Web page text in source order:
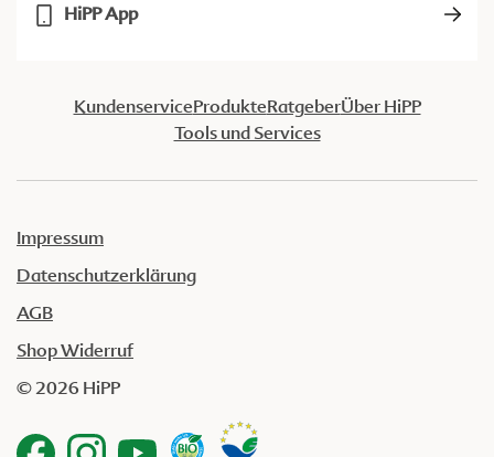
HiPP App
KundenserviceProdukteRatgeberÜber HiPP
Tools und Services
Impressum
Datenschutzerklärung
AGB
Shop Widerruf
© 2026 HiPP